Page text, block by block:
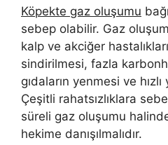
Köpekte gaz oluşumu
sebep olabilir. Gaz
kalp ve akciğer
sindirilmesi, fazla
gıdaların yenmesi ve
Çeşitli rahatsızlıklara
süreli gaz oluşumu
hekime danışılmalıdır.